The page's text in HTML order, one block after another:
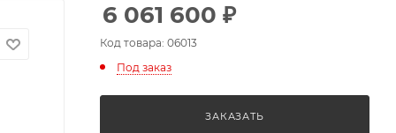
6 061 600 ₽
Код товара: 06013
Под заказ
ЗАКАЗАТЬ